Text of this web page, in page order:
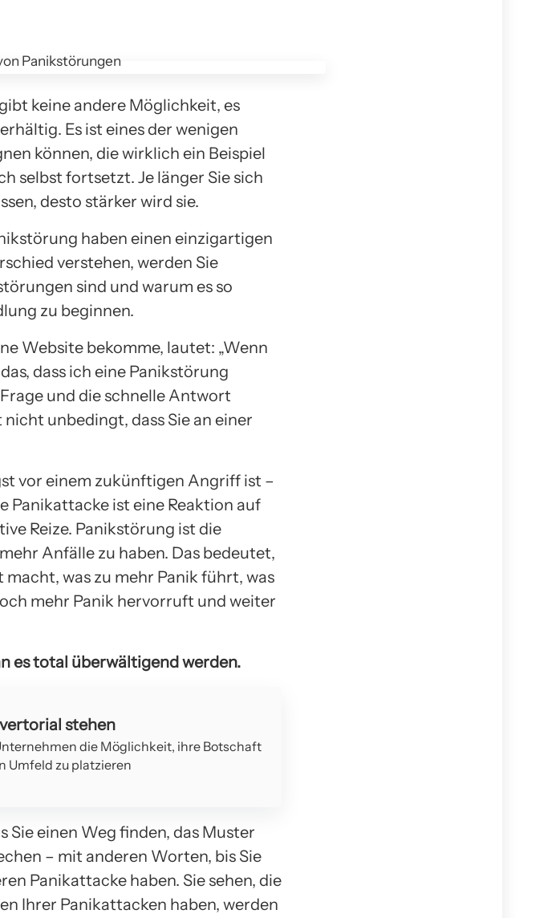
keine andere Möglichkeit, es
Es ist eines der wenigen
können, die wirklich ein Beispiel
selbst fortsetzt. Je länger Sie sich
desto stärker wird sie.
haben einen einzigartigen
verstehen, werden Sie
sind und warum es so
zu beginnen.
Website bekomme, lautet: „Wenn
dass ich eine Panikstörung
und die schnelle Antwort
unbedingt, dass Sie an einer
vor einem zukünftigen Angriff ist –
Panikattacke ist eine Reaktion auf
Reize. Panikstörung ist die
Anfälle zu haben. Das bedeutet,
was zu mehr Panik führt, was
mehr Panik hervorruft und weiter
es total überwältigend werden.
stehen
die Möglichkeit, ihre Botschaft
Umfeld zu platzieren
Sie einen Weg finden, das Muster
– mit anderen Worten, bis Sie
Panikattacke haben. Sie sehen, die
Ihrer Panikattacken haben, werden